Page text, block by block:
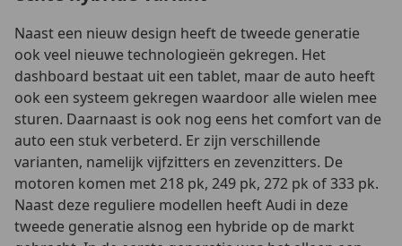
Naast een nieuw design heeft de tweede generatie
ook veel nieuwe technologieën gekregen. Het
dashboard bestaat uit een tablet, maar de auto heeft
ook een systeem gekregen waardoor alle wielen mee
sturen. Daarnaast is ook nog eens het comfort van de
auto een stuk verbeterd. Er zijn verschillende
varianten, namelijk vijfzitters en zevenzitters. De
motoren komen met 218 pk, 249 pk, 272 pk of 333 pk.
Naast deze reguliere modellen heeft Audi in deze
tweede generatie alsnog een hybride op de markt